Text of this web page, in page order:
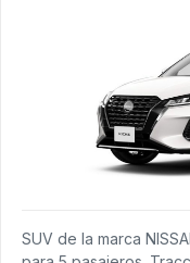
SUV de la marca